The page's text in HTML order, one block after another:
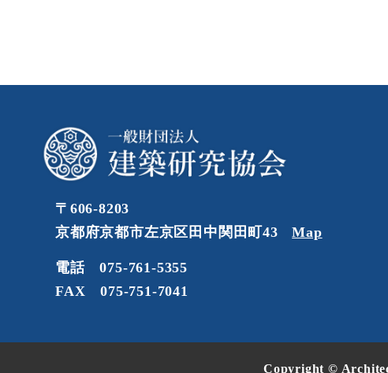
〒606-8203
京都府京都市左京区田中関田町43Map
電話 075-761-5355
FAX 075-751-7041
Copyright ©